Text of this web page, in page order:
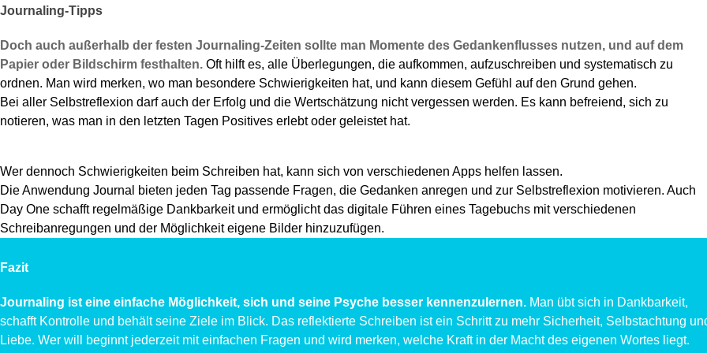
Journaling-Tipps
Doch auch außerhalb der festen Journaling-Zeiten sollte man Momente des Gedankenflusses nutzen, und auf dem
Papier oder Bildschirm festhalten. Oft hilft es, alle Überlegungen, die aufkommen, aufzuschreiben und systematisch zu
ordnen. Man wird merken, wo man besondere Schwierigkeiten hat, und kann diesem Gefühl auf den Grund gehen.
Bei aller Selbstreflexion darf auch der Erfolg und die Wertschätzung nicht vergessen werden. Es kann befreiend, sich zu
notieren, was man in den letzten Tagen Positives erlebt oder geleistet hat.
Wer dennoch Schwierigkeiten beim Schreiben hat, kann sich von verschiedenen Apps helfen lassen.
Die Anwendung Journal bieten jeden Tag passende Fragen, die Gedanken anregen und zur Selbstreflexion motivieren. Auch
Day One schafft regelmäßige Dankbarkeit und ermöglicht das digitale Führen eines Tagebuchs mit verschiedenen
Schreibanregungen und der Möglichkeit eigene Bilder hinzuzufügen.
Fazit
Journaling ist eine einfache Möglichkeit, sich und seine Psyche besser kennenzulernen. Man übt sich in Dankbarkeit,
schafft Kontrolle und behält seine Ziele im Blick. Das reflektierte Schreiben ist ein Schritt zu mehr Sicherheit, Selbstachtung
Liebe. Wer will beginnt jederzeit mit einfachen Fragen und wird merken, welche Kraft in der Macht des eigenen Wortes liegt.